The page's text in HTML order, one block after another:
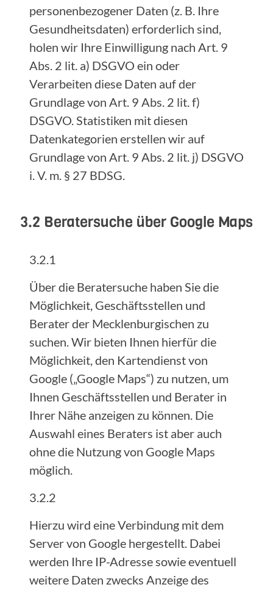
personenbezogener Daten (z. B. Ihre
Gesundheitsdaten) erforderlich sind,
holen wir Ihre Einwilligung nach Art. 9
Abs. 2 lit. a) DSGVO ein oder
Verarbeiten diese Daten auf der
Grundlage von Art. 9 Abs. 2 lit. f)
DSGVO. Statistiken mit diesen
Datenkategorien erstellen wir auf
Grundlage von Art. 9 Abs. 2 lit. j) DSGVO
i. V. m. § 27 BDSG.
3.2 Beratersuche über Google Maps
3.2.1
Über die Beratersuche haben Sie die
Möglichkeit, Geschäftsstellen und
Berater der Mecklenburgischen zu
suchen. Wir bieten Ihnen hierfür die
Möglichkeit, den Kartendienst von
Google („Google Maps“) zu nutzen, um
Ihnen Geschäftsstellen und Berater in
Ihrer Nähe anzeigen zu können. Die
Auswahl eines Beraters ist aber auch
ohne die Nutzung von Google Maps
möglich.
3.2.2
Hierzu wird eine Verbindung mit dem
Server von Google hergestellt. Dabei
werden Ihre IP-Adresse sowie eventuell
weitere Daten zwecks Anzeige des